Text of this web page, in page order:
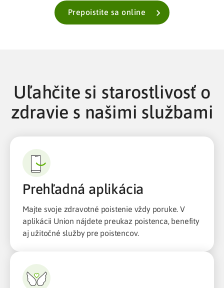
Prepoistite sa online
Uľahčite si starostlivosť o
zdravie s našimi službami
Prehľadná aplikácia
Majte svoje zdravotné poistenie vždy poruke. V
aplikácii Union nájdete preukaz poistenca, benefity
aj užitočné služby pre poistencov.